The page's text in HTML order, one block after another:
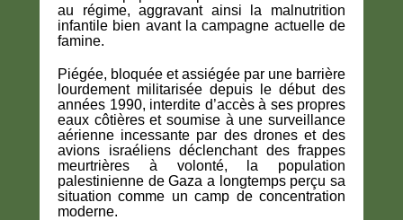
au régime, aggravant ainsi la malnutrition
infantile bien avant la campagne actuelle de
famine.
Piégée, bloquée et assiégée par une barrière
lourdement militarisée depuis le début des
années 1990, interdite d’accès à ses propres
eaux côtières et soumise à une surveillance
aérienne incessante par des drones et des
avions israéliens déclenchant des frappes
meurtrières à volonté, la population
palestinienne de Gaza a longtemps perçu sa
situation comme un camp de concentration
moderne.